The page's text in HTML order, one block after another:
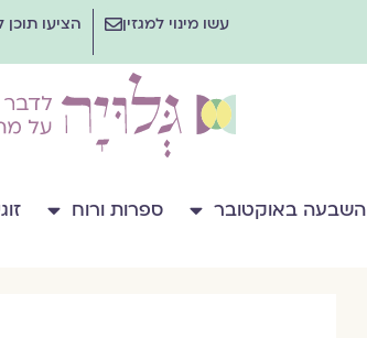
עשו מינוי למגזין הציעו
השבעה באוקטובר ספרות ורוח